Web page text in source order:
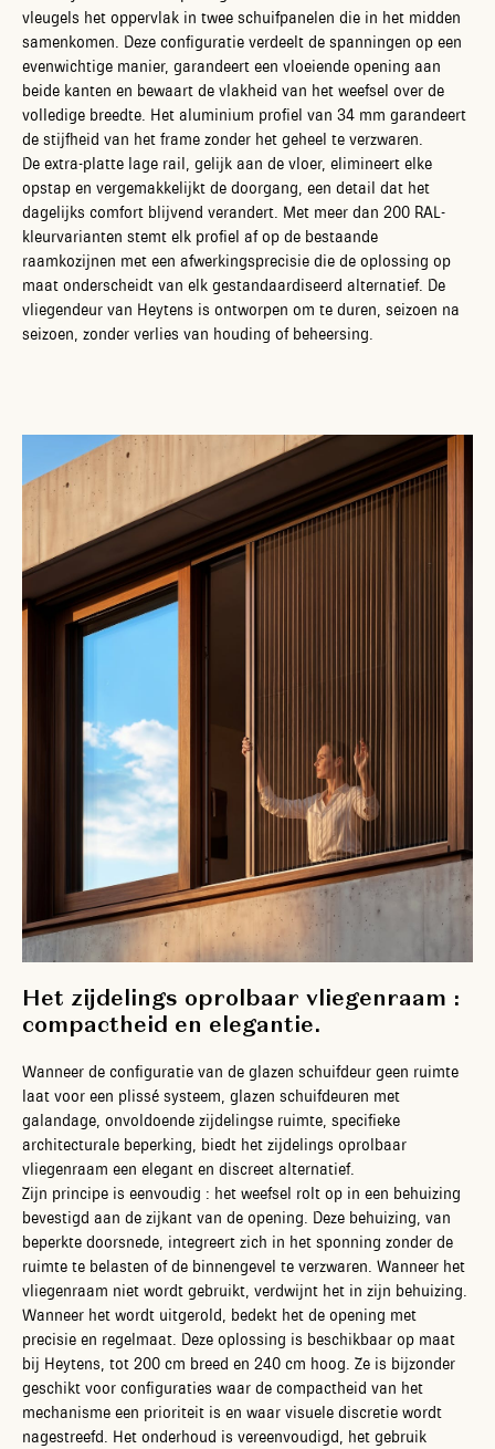
vleugels het oppervlak in twee schuifpanelen die in het midden
samenkomen. Deze configuratie verdeelt de spanningen op een
evenwichtige manier, garandeert een vloeiende opening aan
beide kanten en bewaart de vlakheid van het weefsel over de
volledige breedte. Het aluminium profiel van 34 mm garandeert
de stijfheid van het frame zonder het geheel te verzwaren.
De extra-platte lage rail, gelijk aan de vloer, elimineert elke
opstap en vergemakkelijkt de doorgang, een detail dat het
dagelijks comfort blijvend verandert. Met meer dan 200 RAL-
kleurvarianten stemt elk profiel af op de bestaande
raamkozijnen met een afwerkingsprecisie die de oplossing op
maat onderscheidt van elk gestandaardiseerd alternatief. De
vliegendeur van Heytens is ontworpen om te duren, seizoen na
seizoen, zonder verlies van houding of beheersing.
Het zijdelings oprolbaar vliegenraam :
compactheid en elegantie.
Wanneer de configuratie van de glazen schuifdeur geen ruimte
laat voor een plissé systeem, glazen schuifdeuren met
galandage, onvoldoende zijdelingse ruimte, specifieke
architecturale beperking, biedt het zijdelings oprolbaar
vliegenraam een elegant en discreet alternatief.
Zijn principe is eenvoudig : het weefsel rolt op in een behuizing
bevestigd aan de zijkant van de opening. Deze behuizing, van
beperkte doorsnede, integreert zich in het sponning zonder de
ruimte te belasten of de binnengevel te verzwaren. Wanneer het
vliegenraam niet wordt gebruikt, verdwijnt het in zijn behuizing.
Wanneer het wordt uitgerold, bedekt het de opening met
precisie en regelmaat. Deze oplossing is beschikbaar op maat
bij Heytens, tot 200 cm breed en 240 cm hoog. Ze is bijzonder
geschikt voor configuraties waar de compactheid van het
mechanisme een prioriteit is en waar visuele discretie wordt
nagestreefd. Het onderhoud is vereenvoudigd, het gebruik